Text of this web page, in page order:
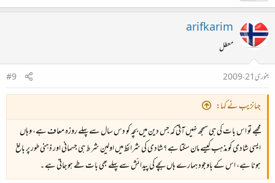
arifkarim
معطل
جنوری 21، 2009
#9
جہانزیب نے کہا:
مجھے تو اس بات کی ہی سمجھ نہیں‌ آتی کہ جس دین میں بچہ کو دس سال سے پہلے روزہ معاف ہے، وہاں‌
ایسی شادی کو مذہب کیسے مان سکتا ہے ؟‌شادی کی شرائظ‌ میں‌ اولین شرط ہی جسمانی اور ذہنی طور پر بالغ‌
ہونا ہے، اس کے باوجود ہمارے ہاں‌ بچے کی پیدائش سے پہلے بھی بات طے ہو جاتی ہے ۔